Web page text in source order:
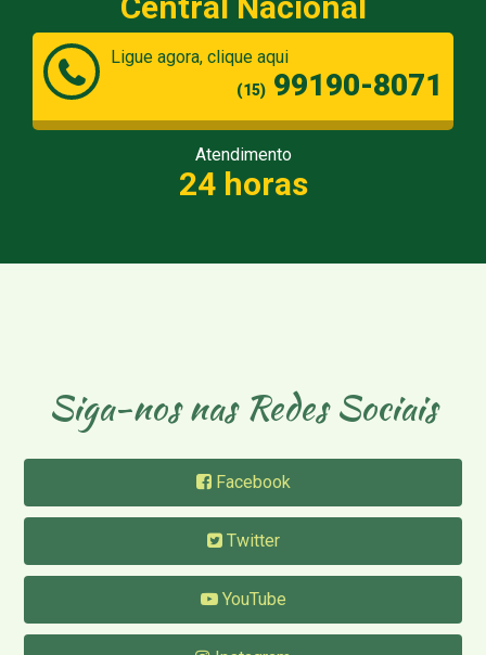
Ligue agora, clique aqui
(15) 99190-8071
Atendimento
24 horas
Siga-nos nas Redes Sociais
Facebook
Twitter
YouTube